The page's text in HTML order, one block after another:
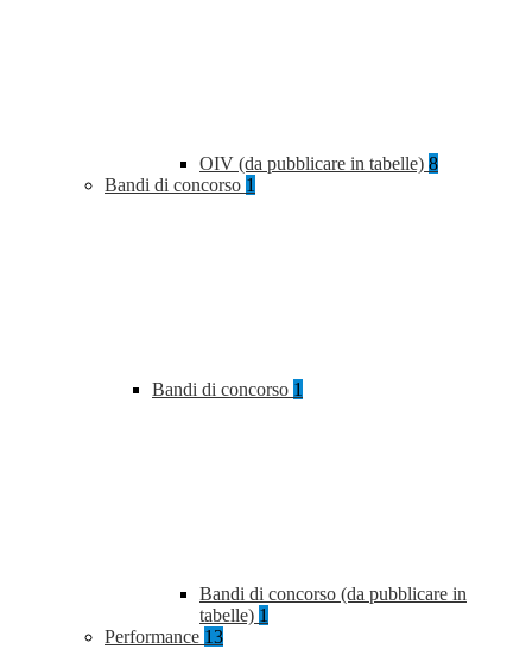
OIV (da pubblicare in tabelle) 8
Bandi di concorso 1
Bandi di concorso 1
Bandi di concorso (da pubblicare in
tabelle) 1
Performance 13